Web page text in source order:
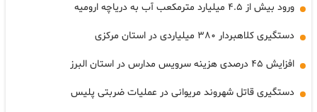
ورود بیش از ۴.۵ میلیارد مترمکعب آب به دریاچه ارومیه
دستگیری کلاهبردار ۳۸۰ میلیاردی در استان مرکزی
افزایش ۴۵ درصدی هزینه سرویس مدارس در استان البرز
دستگیری قاتل شهروند مریوانی در عملیات ضربتی پلیس